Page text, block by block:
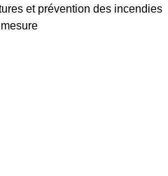
et prévention des incendies